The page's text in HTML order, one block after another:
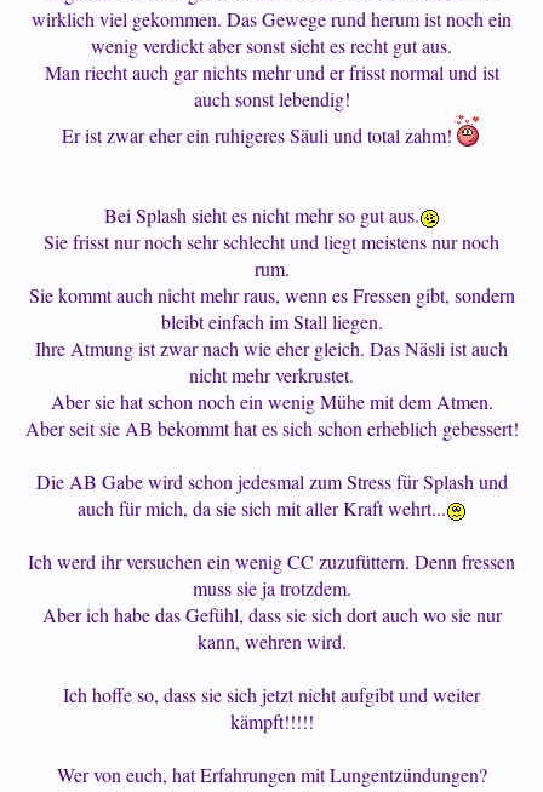
wirklich viel gekommen. Das Gewege rund herum ist noch ein
wenig verdickt aber sonst sieht es recht gut aus.
Man riecht auch gar nichts mehr und er frisst normal und ist
auch sonst lebendig!
Er ist zwar eher ein ruhigeres Säuli und total zahm!
Bei Splash sieht es nicht mehr so gut aus.
Sie frisst nur noch sehr schlecht und liegt meistens nur noch
rum.
Sie kommt auch nicht mehr raus, wenn es Fressen gibt, sondern
bleibt einfach im Stall liegen.
Ihre Atmung ist zwar nach wie eher gleich. Das Näsli ist auch
nicht mehr verkrustet.
Aber sie hat schon noch ein wenig Mühe mit dem Atmen.
Aber seit sie AB bekommt hat es sich schon erheblich gebessert!
Die AB Gabe wird schon jedesmal zum Stress für Splash und
auch für mich, da sie sich mit aller Kraft wehrt...
Ich werd ihr versuchen ein wenig CC zuzufüttern. Denn fressen
muss sie ja trotzdem.
Aber ich habe das Gefühl, dass sie sich dort auch wo sie nur
kann, wehren wird.
Ich hoffe so, dass sie sich jetzt nicht aufgibt und weiter
kämpft!!!!!
Wer von euch, hat Erfahrungen mit Lungentzündungen?